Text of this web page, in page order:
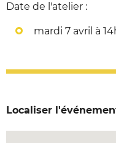
Date de l'atelier :
mardi 7 avril à
Localiser